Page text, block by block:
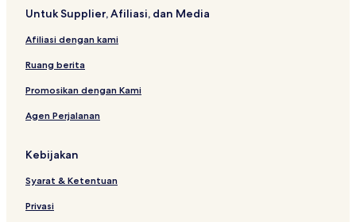
Untuk Supplier, Afiliasi, dan Media
Afiliasi dengan kami
Ruang berita
Promosikan dengan Kami
Agen Perjalanan
Kebijakan
Syarat & Ketentuan
Privasi